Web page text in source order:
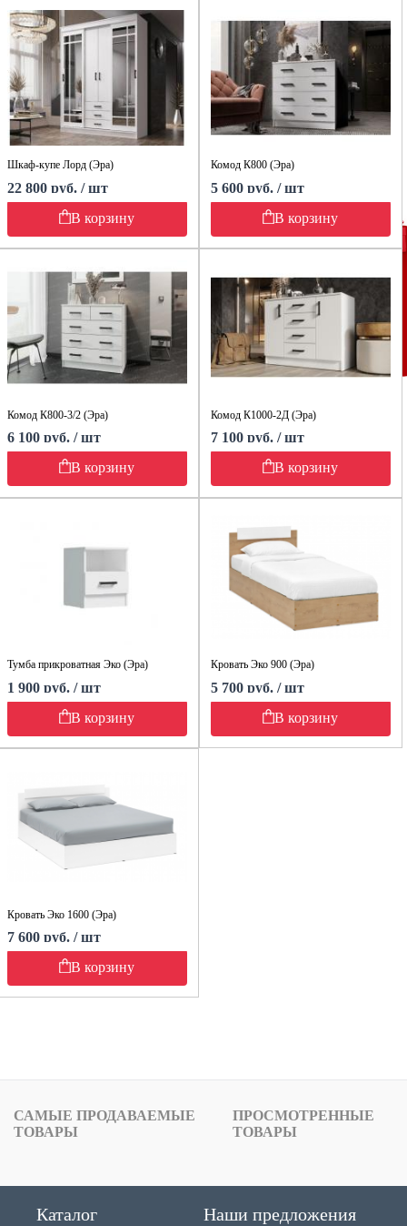
Шкаф-купе Лорд (Эра)
22 800 руб. / шт
В корзину
Комод К800 (Эра)
5 600 руб. / шт
В корзину
Комод К800-3/2 (Эра)
6 100 руб. / шт
В корзину
Комод К1000-2Д (Эра)
7 100 руб. / шт
В корзину
Тумба прикроватная Эко (Эра)
1 900 руб. / шт
В корзину
Кровать Эко 900 (Эра)
5 700 руб. / шт
В корзину
Кровать Эко 1600 (Эра)
7 600 руб. / шт
В корзину
САМЫЕ ПРОДАВАЕМЫЕ
ТОВАРЫ
ПРОСМОТРЕННЫЕ
ТОВАРЫ
Каталог Наши предложения